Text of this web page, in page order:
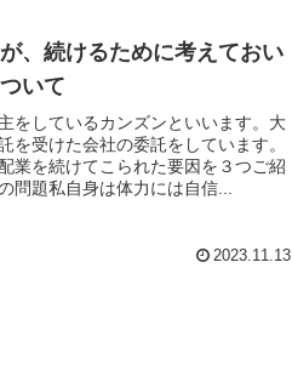
、続けるために考えておい
いて
をしているカンズンといいます。大
を受けた会社の委託をしています。
業を続けてこられた要因を３つご紹
問題私自身は体力には自信...
2023.11.13